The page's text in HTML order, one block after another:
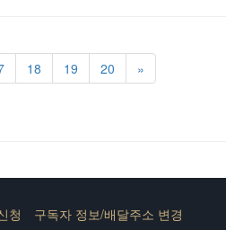
18 19 20 »
청 구독자 정보/배달주소 변경